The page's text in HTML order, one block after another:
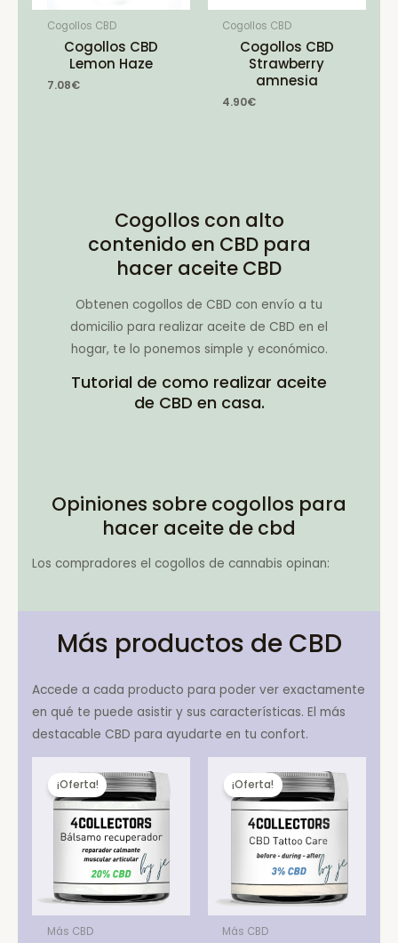
Cogollos CBD
Cogollos CBD
Lemon Haze
7.08€
Cogollos CBD
Cogollos CBD
Strawberry
amnesia
4.90€
Cogollos con alto
contenido en CBD para
hacer aceite CBD
Obtenen cogollos de CBD con envío a tu
domicilio para realizar aceite de CBD en el
hogar, te lo ponemos simple y económico.
Tutorial de como realizar aceite
de CBD en casa.
Opiniones sobre cogollos para
hacer aceite de cbd
Los compradores el cogollos de cannabis opinan:
Más productos de CBD
Accede a cada producto para poder ver exactamente
en qué te puede asistir y sus características. El más
destacable CBD para ayudarte en tu confort.
¡Oferta!
Más CBD
¡Oferta!
Más CBD